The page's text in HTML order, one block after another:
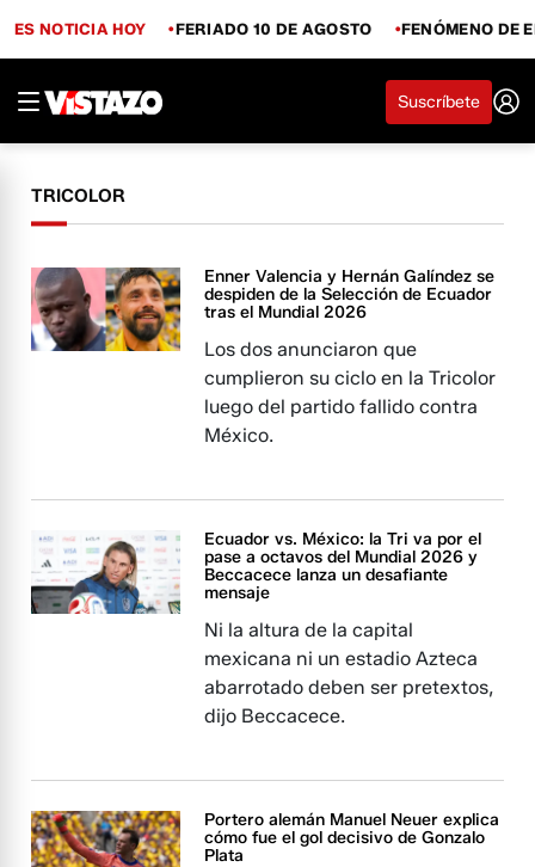
ES NOTICIA HOY FERIADO 10 DE AGOSTO FENÓMENO DE
Suscríbete
TRICOLOR
Enner Valencia y Hernán Galíndez se
despiden de la Selección de Ecuador
tras el Mundial 2026
Los dos anunciaron que
cumplieron su ciclo en la Tricolor
luego del partido fallido contra
México.
Ecuador vs. México: la Tri va por el
pase a octavos del Mundial 2026 y
Beccacece lanza un desafiante
mensaje
Ni la altura de la capital
mexicana ni un estadio Azteca
abarrotado deben ser pretextos,
dijo Beccacece.
Portero alemán Manuel Neuer explica
cómo fue el gol decisivo de Gonzalo
Plata